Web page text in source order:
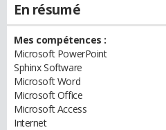
En résumé
Mes compétences :
Microsoft PowerPoint
Sphinx Software
Microsoft Word
Microsoft Office
Microsoft Access
Internet